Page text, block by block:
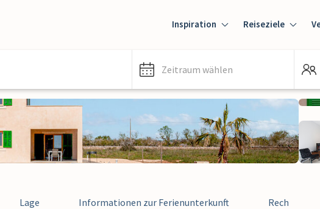
Inspiration Reiseziele
Zeitraum wählen
Lage Informationen zur Ferienunterkunft Rechtliche